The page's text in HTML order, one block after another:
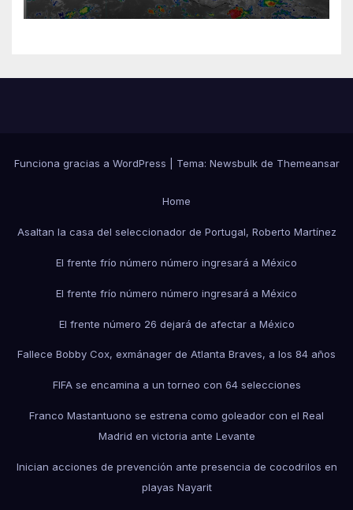
Funciona gracias a WordPress Tema: Newsbulkde Themeansar
Home
Asaltan la casa del seleccionador de Portugal, Roberto Martínez
El frente frío número número ingresará a México
El frente frío número número ingresará a México
El frente número 26 dejará de afectar a México
Fallece Bobby Cox, exmánager de Atlanta Braves, a los 84 años
FIFA se encamina a un torneo con 64 selecciones
Franco Mastantuono se estrena como goleador con el Real
Madrid en victoria ante Levante
Inician acciones de prevención ante presencia de cocodrilos en
playas Nayarit